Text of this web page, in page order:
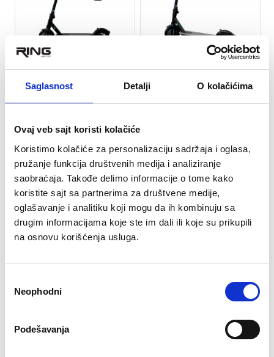
Saglasnost Detalji O kolačićima
Ovaj veb sajt koristi kolačiće
Koristimo kolačiće za personalizaciju sadržaja i oglasa,
pružanje funkcija društvenih medija i analiziranje
saobraćaja. Takođe delimo informacije o tome kako
koristite sajt sa partnerima za društvene medije,
oglašavanje i analitiku koji mogu da ih kombinuju sa
drugim informacijama koje ste im dali ili koje su prikupili
na osnovu korišćenja usluga.
сагласности
Neophodni
Podešavanja
★★★★★
RING električni trotinet RX1
34.900 rsd
Snaga motora:
300 W
Max brzina:
25 km/h
Max nosivost:
110 kg
★★★★★
RING električni trotinet RX1
RASPRODATO